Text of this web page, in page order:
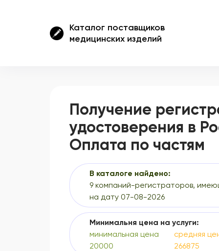
Каталог поставщиков
медицинских изделий
Получение
удостоверения в
Оплата по частям
В каталоге найдено:
9 компаний-регистраторов,
на дату 07-08-2026
Минимальня цена на услуги:
минимальная цена
20000
средняя
266875